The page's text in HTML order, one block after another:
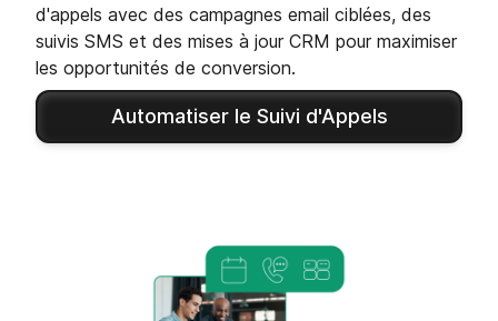
d'appels avec des campagnes email ciblées, des
suivis SMS et des mises à jour CRM pour maximiser
les opportunités de conversion.
Automatiser le Suivi d'Appels